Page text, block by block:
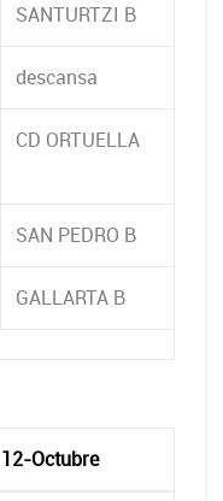
SANTURTZI B
descansa
CD ORTUELLA
SAN PEDRO B
GALLARTA B
12-Octubre